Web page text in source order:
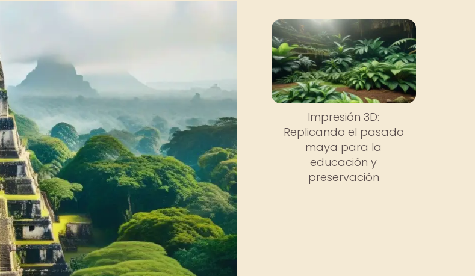
Impresión 3D:
Replicando el pasado
maya para la
educación y
preservación